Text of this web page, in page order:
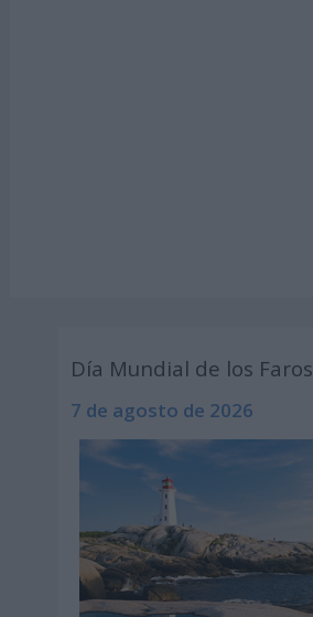
Día Mundial de los Faros
7 de agosto de 2026